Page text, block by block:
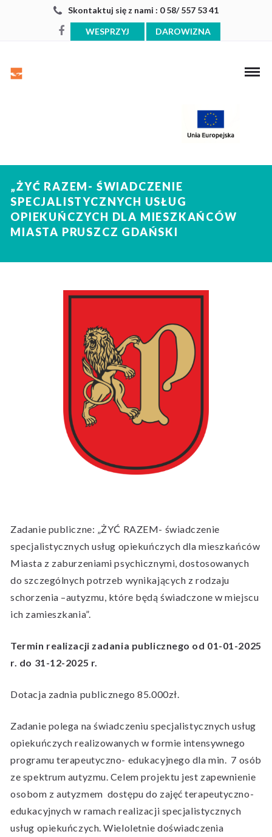
Skontaktuj się z nami : 0 58/ 557 53 41
WESPRZYJ DAROWIZNA
„ŻYĆ RAZEM- ŚWIADCZENIE
SPECJALISTYCZNYCH USŁUG
OPIEKUŃCZYCH DLA MIESZKAŃCÓW
MIASTA PRUSZCZ GDAŃSKI
Zadanie publiczne: „ŻYĆ RAZEM- świadczenie
specjalistycznych usług opiekuńczych dla mieszkańców
Miasta z zaburzeniami psychicznymi, dostosowanych
do szczególnych potrzeb wynikających z rodzaju
schorzenia –autyzmu, które będą świadczone w miejscu
ich zamieszkania”.
Termin realizacji zadania publicznego od 01-01-2025
r. do 31-12-2025 r.
Dotacja zadnia publicznego 85.000zł.
Zadanie polega na świadczeniu specjalistycznych usług
opiekuńczych realizowanych w formie intensywnego
programu terapeutyczno- edukacyjnego dla min. 7 osób
ze spektrum autyzmu. Celem projektu jest zapewnienie
osobom z autyzmem dostępu do zajęć terapeutyczno-
edukacyjnych w ramach realizacji specjalistycznych
usług opiekuńczych. Wieloletnie doświadczenia